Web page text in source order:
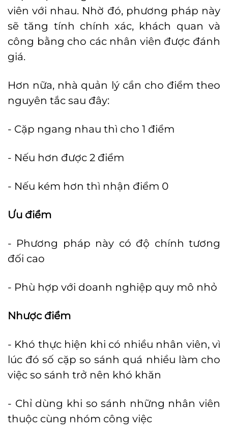
viên với nhau. Nhờ đó, phương pháp này
sẽ tăng tính chính xác, khách quan và
công bằng cho các nhân viên được đánh
giá.
Hơn nữa, nhà quản lý cần cho điểm theo
nguyên tắc sau đây:
- Cặp ngang nhau thì cho 1 điểm
- Nếu hơn được 2 điểm
- Nếu kém hơn thì nhận điểm 0
Ưu điểm
- Phương pháp này có độ chính tương
đối cao
- Phù hợp với doanh nghiệp quy mô nhỏ
Nhược điểm
- Khó thực hiện khi có nhiều nhân viên, vì
lúc đó số cặp so sánh quá nhiều làm cho
việc so sánh trở nên khó khăn
- Chỉ dùng khi so sánh những nhân viên
thuộc cùng nhóm công việc